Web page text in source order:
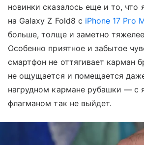
новинки сказалось еще и то, что
на Galaxy Z Fold8 с iPhone 17 Pro
больше, толще и заметно
Особенно приятное и забытое
смартфон не оттягивает карман
не ощущается и помещается
нагрудном кармане рубашки — с
флагманом так не выйдет.